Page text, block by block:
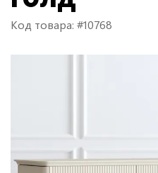
Код товара: #10768